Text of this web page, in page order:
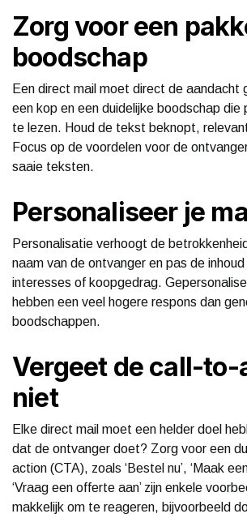
Zorg voor een
boodschap
Een direct mail moet direct de aandacht
een kop en een duidelijke boodschap die
te lezen. Houd de tekst beknopt,
Focus op de voordelen voor de
saaie teksten.
Personaliseer je
Personalisatie verhoogt de
naam van de ontvanger en pas de inhoud
interesses of koopgedrag.
hebben een veel hogere respons dan
boodschappen.
Vergeet de call-to-
niet
Elke direct mail moet een helder doel
dat de ontvanger doet? Zorg voor een
action (CTA), zoals ‘Bestel nu’, ‘Maak
‘Vraag een offerte aan’ zijn enkele
makkelijk om te reageren, bijvoorbeeld